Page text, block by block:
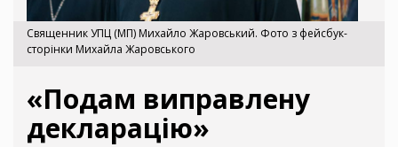
Священник УПЦ (МП) Михайло Жаровський. Фото з фейсбук-
сторінки Михайла Жаровського
«Подам виправлену
декларацію»